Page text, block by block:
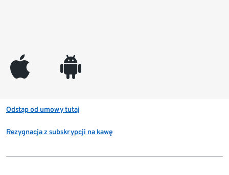
appleinc android
Odstąp od umowy tutaj
Rezygnacja z subskrypcji na kawę